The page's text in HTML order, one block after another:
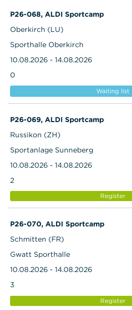
P26-068, ALDI Sportcamp
Oberkirch (LU)
Sporthalle Oberkirch
10.08.2026 - 14.08.2026
0
Waiting list
P26-069, ALDI Sportcamp
Russikon (ZH)
Sportanlage Sunneberg
10.08.2026 - 14.08.2026
2
Register
P26-070, ALDI Sportcamp
Schmitten (FR)
Gwatt Sporthalle
10.08.2026 - 14.08.2026
3
Register